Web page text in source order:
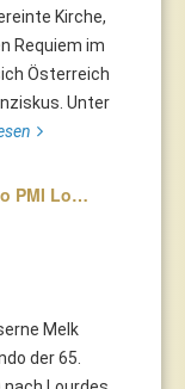
Kirche,
Requiem im
Österreich
Unter
PMI Lo…
Melk
der 65.